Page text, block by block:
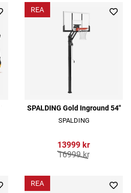
REA
SPALDING Gold Inground 54"
SPALDING
13999 kr
16999 kr
REA